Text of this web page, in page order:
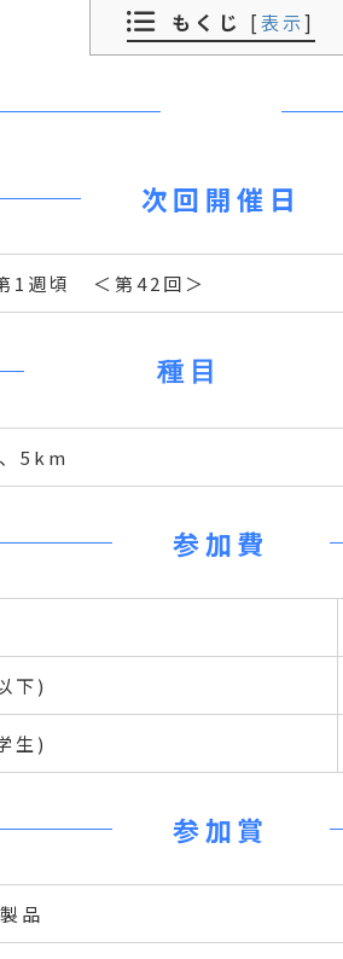
もくじ [表示]
次回開催日
1週頃 ＜第42回＞
種目
5km
参加費
下)
生)
参加賞
品